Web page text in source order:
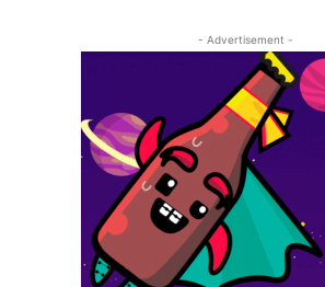
- Advertisement -